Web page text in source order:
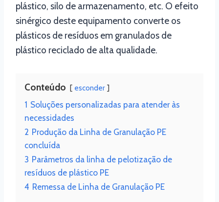
plástico, silo de armazenamento, etc. O efeito
sinérgico deste equipamento converte os
plásticos de resíduos em granulados de
plástico reciclado de alta qualidade.
Conteúdo esconder
1 Soluções personalizadas para atender às
necessidades
2 Produção da Linha de Granulação PE
concluída
3 Parâmetros da linha de pelotização de
resíduos de plástico PE
4 Remessa de Linha de Granulação PE